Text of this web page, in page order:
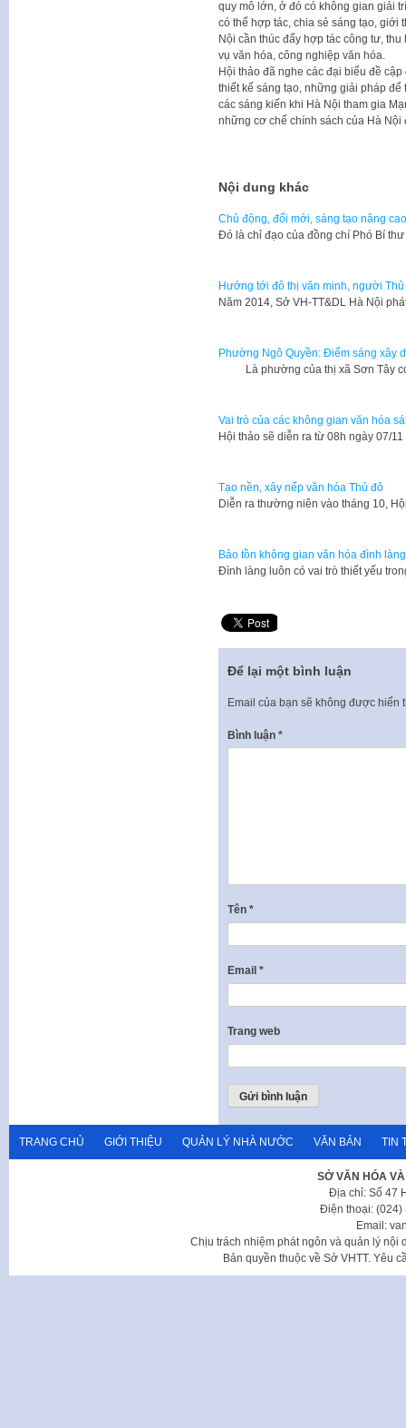
quy mô lớn, ở đó có không gian giải
có thể hợp tác, chia sẻ sáng tạo, giới
Nội cần thúc đẩy hợp tác công tư,
vụ văn hóa, công nghiệp văn hóa.
Hội thảo đã nghe các đại biểu đề
thiết kế sáng tạo, những giải pháp
các sáng kiến khi Hà Nội tham gia
những cơ chế chính sách của Hà
Nội dung khác
Chủ động, đổi mới, sáng tạo nâng
Đó là chỉ đạo của đồng chí Phó Bí
Hướng tới đô thị văn minh, người
​Năm 2014, Sở VH-TT&DL Hà Nội
Phường Ngô Quyền: Điểm sáng xây
Là phường của thị xã Sơn Tây
Vai trò của các không gian văn hóa
Hội thảo sẽ diễn ra từ 08h ngày 07/
Tạo nền, xây nếp văn hóa Thủ đô
Diễn ra thường niên vào tháng 10,
Bảo tồn không gian văn hóa đình làng
​Đình làng luôn có vai trò thiết yếu
Để lại một bình luận
Email của bạn sẽ không được hiển
Bình luận *
Tên *
Email *
Trang web
TRANG CHỦ GIỚI THIỆU QUẢN LÝ NHÀ NƯỚC VĂN BẢN TIN
SỞ VĂN HÓA
Địa chỉ: Số 47
Điện thoại: (024)
Email:
Chịu trách nhiệm phát ngôn và quản lý nội
Bản quyền thuộc về Sở VHTT. Yêu